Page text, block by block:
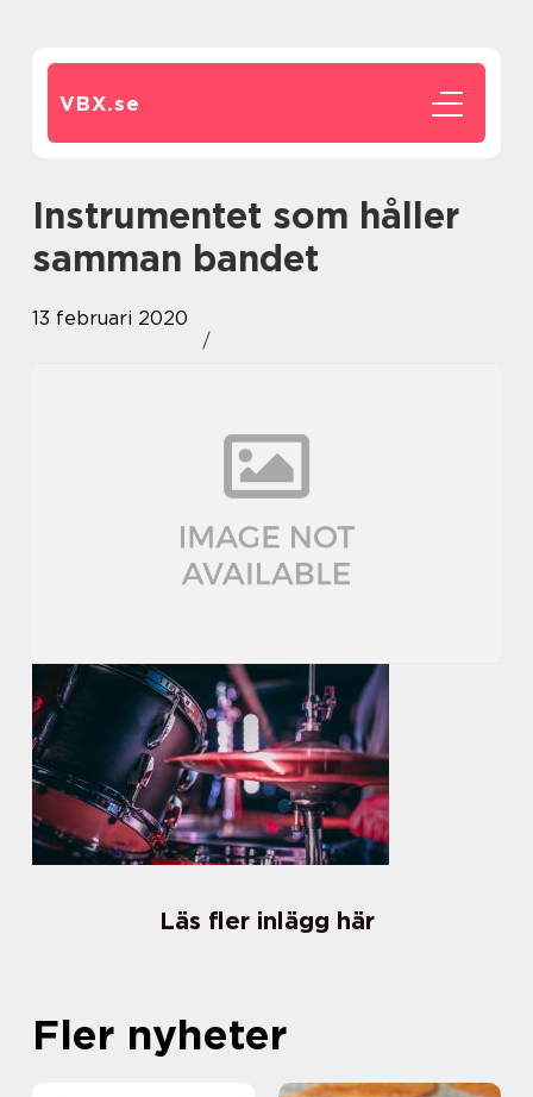
VBX.se
Instrumentet som håller
samman bandet
13 februari 2020
Läs fler inlägg här
Fler nyheter